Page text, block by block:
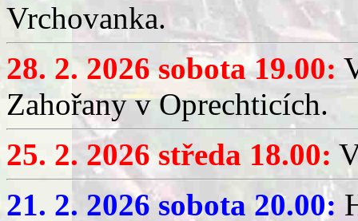
Vrchovanka.
28. 2. 2026 sobota 19.00:
Zahořany v Oprechticích.
25. 2. 2026 středa 18.00:
21. 2. 2026 sobota 20.00: